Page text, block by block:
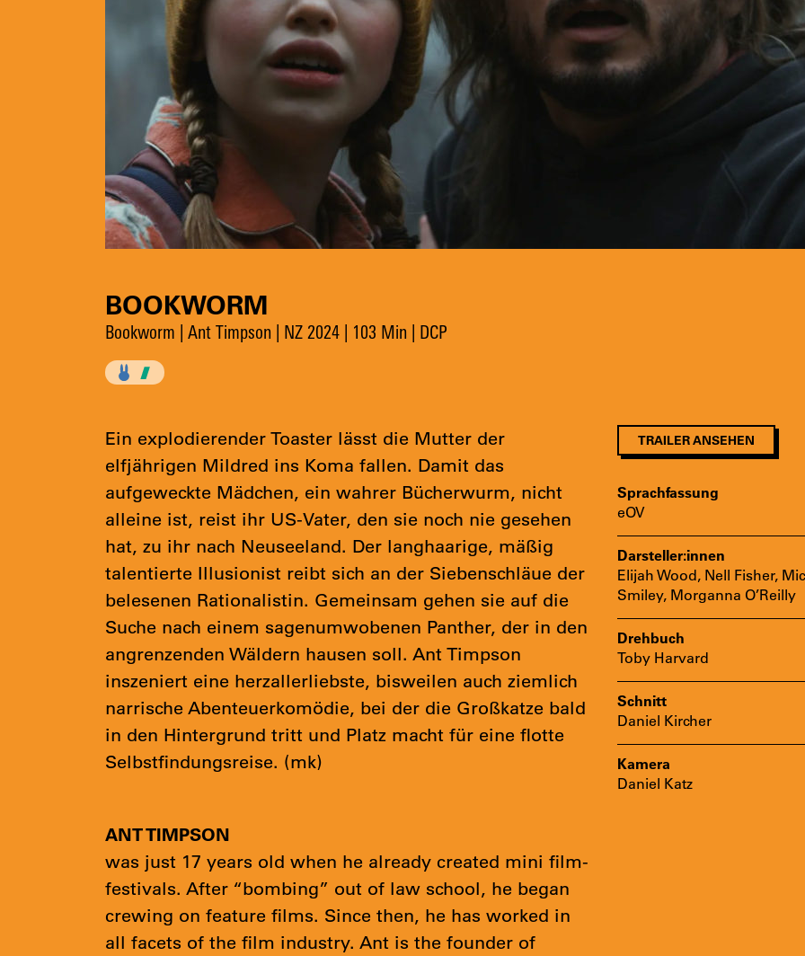
BOOKWORM
Bookworm | Ant Timpson | NZ 2024 | 103 Min | DCP
Ein explodierender Toaster lässt die Mutter der
elfjährigen Mildred ins Koma fallen. Damit das
aufgeweckte Mädchen, ein wahrer Bücherwurm, nicht
alleine ist, reist ihr US-Vater, den sie noch nie gesehen
hat, zu ihr nach Neuseeland. Der langhaarige, mäßig
talentierte Illusionist reibt sich an der Siebenschläue der
belesenen Rationalistin. Gemeinsam gehen sie auf die
Suche nach einem sagenumwobenen Panther, der in den
angrenzenden Wäldern hausen soll. Ant Timpson
inszeniert eine herzallerliebste, bisweilen auch ziemlich
narrische Abenteuerkomödie, bei der die Großkatze bald
in den Hintergrund tritt und Platz macht für eine flotte
Selbstfindungsreise. (mk)
ANT TIMPSON
was just 17 years old when he already created mini film-
festivals. After “bombing” out of law school, he began
crewing on feature films. Since then, he has worked in
all facets of the film industry. Ant is the founder of
TRAILER ANSEHEN
Sprachfassung
eOV
Darsteller:innen
Elijah Wood, Nell Fisher,
Smiley, Morganna O’Reilly
Drehbuch
Toby Harvard
Schnitt
Daniel Kircher
Kamera
Daniel Katz